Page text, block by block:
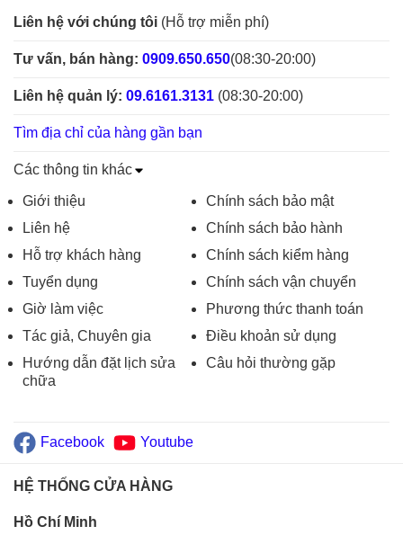
Liên hệ với chúng tôi (Hỗ trợ miễn phí)
Tư vấn, bán hàng: 0909.650.650(08:30-20:00)
Liên hệ quản lý: 09.6161.3131 (08:30-20:00)
Tìm địa chỉ của hàng gần bạn
Các thông tin khác
Giới thiệu
Liên hệ
Hỗ trợ khách hàng
Tuyển dụng
Giờ làm việc
Tác giả, Chuyên gia
Hướng dẫn đặt lịch sửa
chữa
Chính sách bảo mật
Chính sách bảo hành
Chính sách kiểm hàng
Chính sách vận chuyển
Phương thức thanh toán
Điều khoản sử dụng
Câu hỏi thường gặp
Facebook Youtube
HỆ THỐNG CỬA HÀNG
Hồ Chí Minh